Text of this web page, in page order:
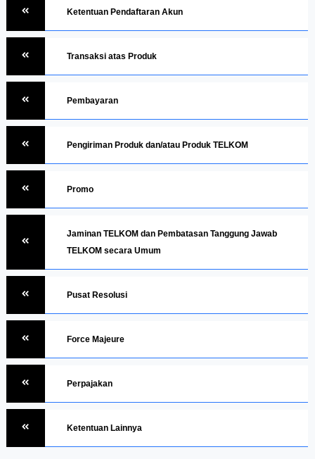
Ketentuan Pendaftaran Akun
Transaksi atas Produk
Pembayaran
Pengiriman Produk dan/atau Produk TELKOM
Promo
Jaminan TELKOM dan Pembatasan Tanggung Jawab
TELKOM secara Umum
Pusat Resolusi
Force Majeure
Perpajakan
Ketentuan Lainnya